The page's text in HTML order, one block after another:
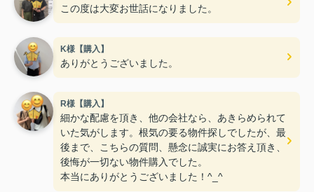
この度は大変お世話になりました。
K様【購入】
ありがとうございました。
R様【購入】
細かな配慮を頂き、他の会社なら、あきらめられて
いた気がします。根気の要る物件探しでしたが、最
後まで、こちらの質問、懸念に誠実にお答え頂き、
後悔が一切ない物件購入でした。
本当にありがとうございました！^_^